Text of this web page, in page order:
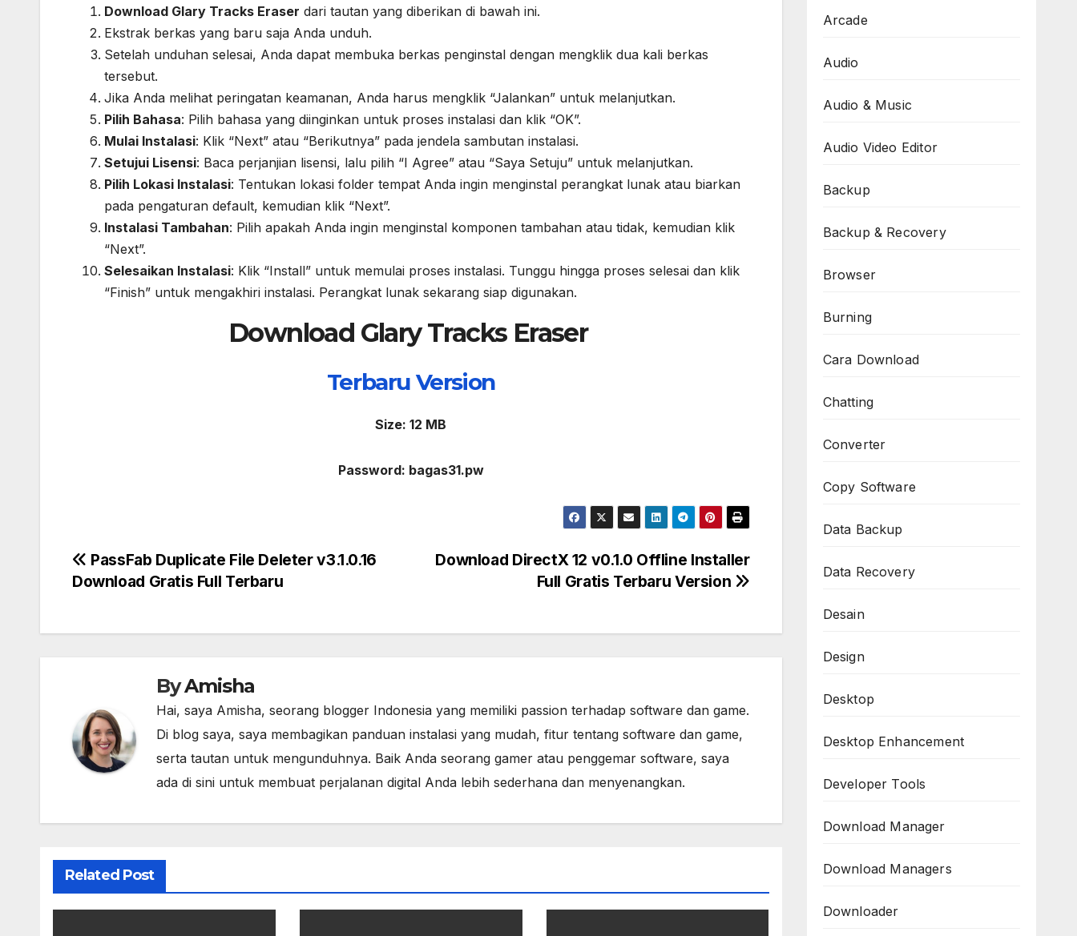
Download Glary Tracks Eraser dari tautan yang diberikan di bawah ini.
Ekstrak berkas yang baru saja Anda unduh.
Setelah unduhan selesai, Anda dapat membuka berkas penginstal dengan mengklik dua kali berkas
tersebut.
Jika Anda melihat peringatan keamanan, Anda harus mengklik “Jalankan” untuk melanjutkan.
Pilih Bahasa: Pilih bahasa yang diinginkan untuk proses instalasi dan klik “OK”.
Mulai Instalasi: Klik “Next” atau “Berikutnya” pada jendela sambutan instalasi.
Setujui Lisensi: Baca perjanjian lisensi, lalu pilih “I Agree” atau “Saya Setuju” untuk melanjutkan.
Pilih Lokasi Instalasi: Tentukan lokasi folder tempat Anda ingin menginstal perangkat lunak atau biarkan
pada pengaturan default, kemudian klik “Next”.
Instalasi Tambahan: Pilih apakah Anda ingin menginstal komponen tambahan atau tidak, kemudian klik
“Next”.
Selesaikan Instalasi: Klik “Install” untuk memulai proses instalasi. Tunggu hingga proses selesai dan klik
“Finish” untuk mengakhiri instalasi. Perangkat lunak sekarang siap digunakan.
Download Glary Tracks Eraser
Terbaru Version
Size: 12 MB
Password: bagas31.pw
Post
Download DirectX 12 v0.1.0 Offline Installer
Full Gratis Terbaru Version
PassFab Duplicate File Deleter v3.1.0.16
Download Gratis Full Terbaru
ByAmisha
Hai, saya Amisha, seorang blogger Indonesia yang memiliki passion terhadap software dan game.
Di blog saya, saya membagikan panduan instalasi yang mudah, fitur tentang software dan game,
serta tautan untuk mengunduhnya. Baik Anda seorang gamer atau penggemar software, saya
ada di sini untuk membuat perjalanan digital Anda lebih sederhana dan menyenangkan.
Related Post
Arcade
Audio
Audio & Music
Audio Video Editor
Backup
Backup & Recovery
Browser
Burning
Cara Download
Chatting
Converter
Copy Software
Data Backup
Data Recovery
Desain
Design
Desktop
Desktop Enhancement
Developer Tools
Download Manager
Download Managers
Downloader